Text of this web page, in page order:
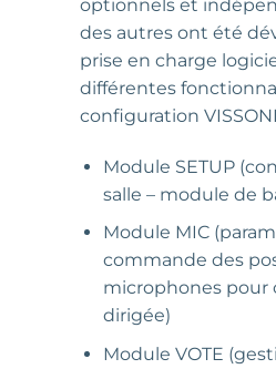
optionnels et
des autres ont été
prise en charge
différentes
configuration
Module SETUP
salle – module de
Module MIC
commande des
microphones pour
dirigée)
Module VOTE